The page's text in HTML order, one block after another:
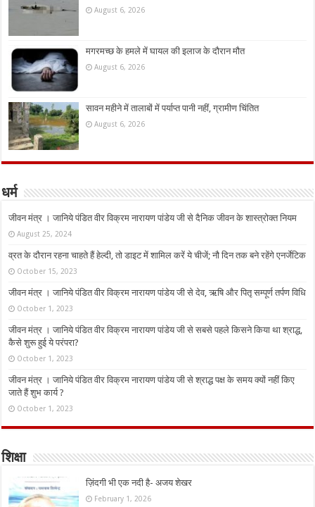
August 6, 2026
मगरमच्छ के हमले में घायल की इलाज के दौरान मौत
August 6, 2026
सावन महीने में तालाबों में पर्याप्त पानी नहीं, ग्रामीण चिंतित
August 6, 2026
धर्म
जीवन मंत्र । जानिये पंडित वीर विक्रम नारायण पांडेय जी से दैनिक जीवन के शास्त्रोक्त नियम
August 25, 2024
व्रत के दौरान रहना चाहते हैं हेल्दी, तो डाइट में शामिल करें ये चीजें; नौ दिन तक बने रहेंगे एनर्जेटिक
October 15, 2023
जीवन मंत्र । जानिये पंडित वीर विक्रम नारायण पांडेय जी से देव, ऋषि और पितृ सम्पूर्ण तर्पण विधि
October 1, 2023
जीवन मंत्र । जानिये पंडित वीर विक्रम नारायण पांडेय जी से सबसे पहले किसने किया था श्राद्ध,
कैसे शुरू हुई ये परंपरा?
October 1, 2023
जीवन मंत्र । जानिये पंडित वीर विक्रम नारायण पांडेय जी से श्राद्ध पक्ष के समय क्यों नहीं किए
जाते हैं शुभ कार्य ?
October 1, 2023
शिक्षा
ज़िंदगी भी एक नदी है- अजय शेखर
February 1, 2026